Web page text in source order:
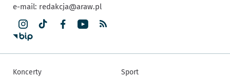
e-mail: redakcja@araw.pl
Koncerty Sport